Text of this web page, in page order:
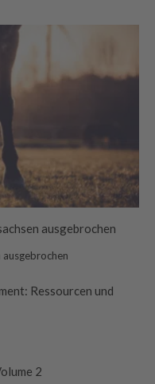
ausgebrochen
ausgebrochen
Ressourcen und
2